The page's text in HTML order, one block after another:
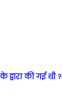
की गई थी ?